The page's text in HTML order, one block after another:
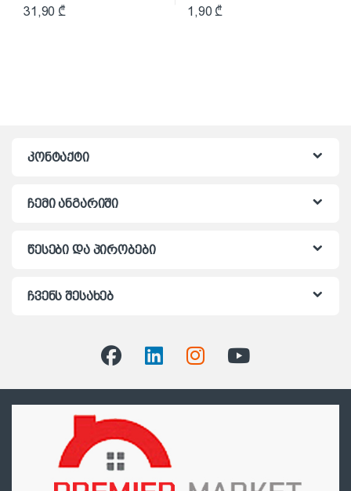
31,90 ₾ 1,90 ₾
კონტაქტი
ჩემი ანგარიში
წესები და პირობები
ჩვენს შესახებ